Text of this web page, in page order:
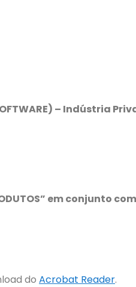
– Indústria
em conjunto
do Acrobat Reader.